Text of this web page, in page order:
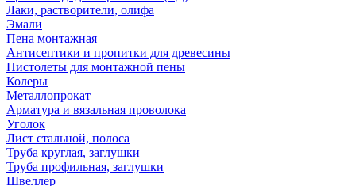
Лаки, растворители, олифа
Эмали
Пена монтажная
Антисептики и пропитки для древесины
Пистолеты для монтажной пены
Колеры
Металлопрокат
Арматура и вязальная проволока
Уголок
Лист стальной, полоса
Труба круглая, заглушки
Труба профильная, заглушки
Швеллер